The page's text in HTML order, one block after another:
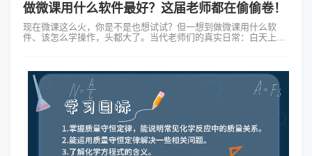
做微课用什么软件最好？这届老师都在偷偷卷！
现在微课这么火，你是不是也想试试？但一想到做微课用什么软
件、该怎么学操作，头都大了。当代老师们的真实日常：白天上课